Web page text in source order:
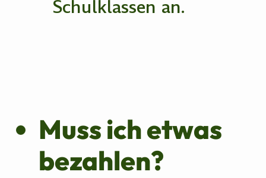
Schulklassen an.
Muss ich etwas
bezahlen?